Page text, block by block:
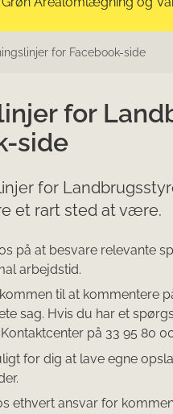
for Facebook-side
for
side
for
et rart sted at være.
på at besvare relevante
arbejdstid.
til at kommentere
sag. Hvis du har et
på 33 95 80
for dig at lave egne
ethvert ansvar for